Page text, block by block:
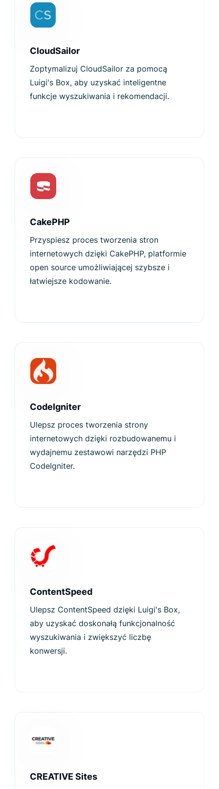
CloudSailor
Zoptymalizuj CloudSailor za pomocą
Luigi's Box, aby uzyskać inteligentne
funkcje wyszukiwania i rekomendacji.
CakePHP
Przyspiesz proces tworzenia stron
internetowych dzięki CakePHP, platformie
open source umożliwiającej szybsze i
łatwiejsze kodowanie.
CodeIgniter
Ulepsz proces tworzenia strony
internetowych dzięki rozbudowanemu i
wydajnemu zestawowi narzędzi PHP
CodeIgniter.
ContentSpeed
Ulepsz ContentSpeed dzięki Luigi's Box,
aby uzyskać doskonałą funkcjonalność
wyszukiwania i zwiększyć liczbę
konwersji.
CREATIVE Sites